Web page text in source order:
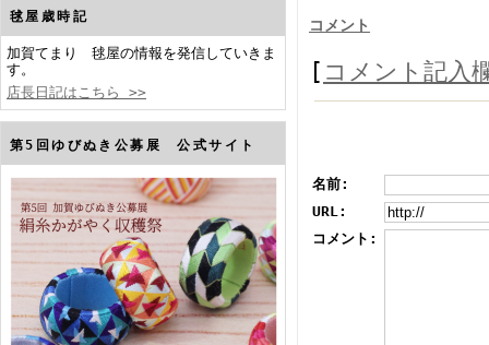
毬屋歳時記
加賀てまり 毬屋の情報を発信していきま
す。
店長日記はこちら >>
第5回ゆびぬき公募展 公式サイト
コメント
[ コメント記入
名前:
URL:
コメント: